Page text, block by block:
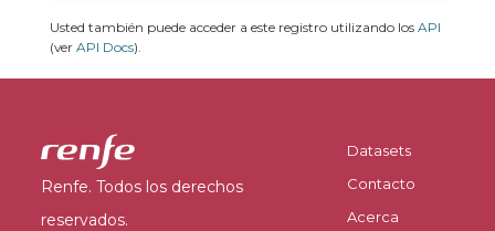
Usted también puede acceder a este registro utilizando los API
(ver API Docs).
Renfe. Todos los derechos
reservados.
Datasets
Contacto
Acerca